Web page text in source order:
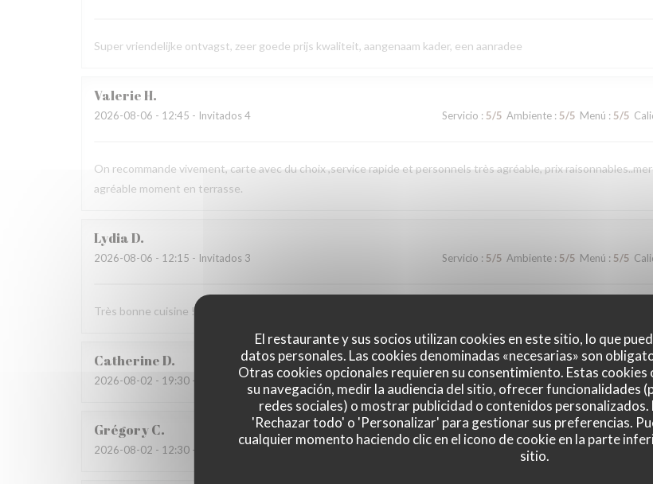
El restaurante y sus socios utilizan cookies en este sitio, lo que
datos personales. Las cookies denominadas «necesarias» son
Otras cookies opcionales requieren su consentimiento. Estas cookies
su navegación, medir la audiencia del sitio, ofrecer funcionalidades
redes sociales) o mostrar publicidad o contenidos personalizados.
'Rechazar todo' o 'Personalizar' para gestionar sus preferencias.
cualquier momento haciendo clic en el icono de cookie en la parte
sitio.
Super vriendelijke ontvagst, zeer goede prijs kwaliteit, aangenaam kader, een aanradee
ValerieH
2026-08-06 - 12:45 - Invitados 4 Servicio : 5/5 Ambiente: 5/5 Menú : 5/5
On recommande vivement, carte avec du choix ,service rapide et personnels très agréable, prix
agréable moment en terrasse.
LydiaD
2026-08-06 - 12:15 - Invitados 3 Servicio : 5/5 Ambiente: 5/5 Menú : 5/5
Très bonne cuisine ! Très bon accueil !
CatherineD
2026-08-02 - 19:30 - Invitados 4 Servicio: 5/5 Ambiente:5 /5 Menú:5/5
GrégoryC
2026-08-02 - 12:30 - Invitados 2 Ambiente Menú